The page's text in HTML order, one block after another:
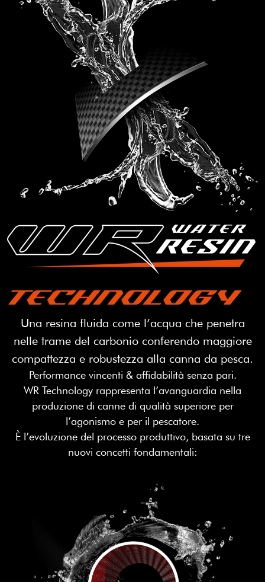
Una resina fluida come l’acqua che penetra
nelle trame del carbonio conferendo maggiore
compattezza e robustezza alla canna da pesca.
Performance vincenti & affidabilità senza pari.
WR Technology rappresenta l’avanguardia nella
produzione di canne di qualità superiore per
l’agonismo e per il pescatore.
È l’evoluzione del processo produttivo, basata su tre
nuovi concetti fondamentali: